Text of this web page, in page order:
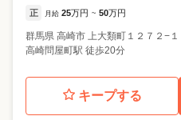
正 月給 25万円 ~ 50万円
群馬県 高崎市
上大類町１２７２−
高崎問屋町駅 徒歩20分
キープする